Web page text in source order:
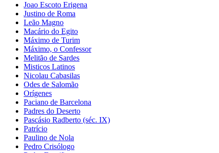
Joao Escoto Erigena
Justino de Roma
Leão Magno
Macário do Egito
Máximo de Turim
Máximo, o Confessor
Melitão de Sardes
Misticos Latinos
Nicolau Cabasilas
Odes de Salomão
Orígenes
Paciano de Barcelona
Padres do Deserto
Pascásio Radberto (séc. IX)
Patrício
Paulino de Nola
Pedro Crisólogo